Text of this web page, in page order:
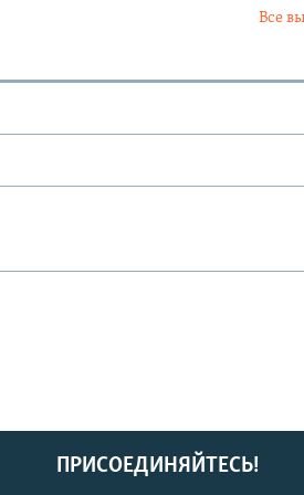
Все
ПРИСОЕДИНЯЙТЕСЬ!